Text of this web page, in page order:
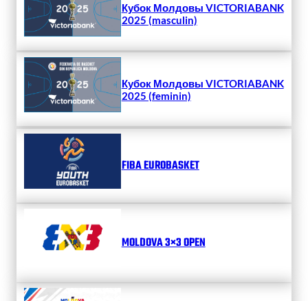
Кубок Молдовы VICTORIABANK
2025 (masculin)
Кубок Молдовы VICTORIABANK
2025 (feminin)
FIBA EUROBASKET
MOLDOVA 3×3 OPEN